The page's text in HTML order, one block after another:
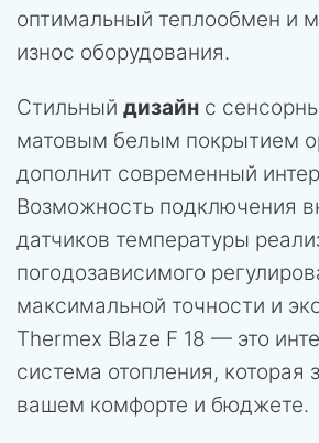
оптимальный теплообмен и
износ оборудования.
Стильный дизайн с
матовым белым покрытием
дополнит современный
Возможность подключения
датчиков температуры
погодозависимого
максимальной точности и
Thermex Blaze F 18 — это
система отопления, которая
вашем комфорте и бюджете.